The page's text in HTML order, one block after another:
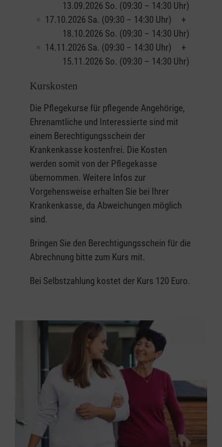
13.09.2026 So. (09:30 – 14:30 Uhr)
17.10.2026 Sa. (09:30 – 14:30 Uhr) +
18.10.2026 So. (09:30 – 14:30 Uhr)
14.11.2026 Sa. (09:30 – 14:30 Uhr) +
15.11.2026 So. (09:30 – 14:30 Uhr)
Kurskosten
Die Pflegekurse für pflegende Angehörige,
Ehrenamtliche und Interessierte sind mit
einem Berechtigungsschein der
Krankenkasse kostenfrei. Die Kosten
werden somit von der Pflegekasse
übernommen. Weitere Infos zur
Vorgehensweise erhalten Sie bei Ihrer
Krankenkasse, da Abweichungen möglich
sind.
Bringen Sie den Berechtigungsschein für die
Abrechnung bitte zum Kurs mit.
Bei Selbstzahlung kostet der Kurs 120 Euro.